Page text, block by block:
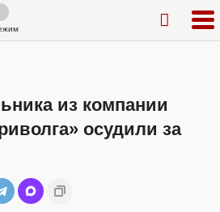
из компании
осудили за